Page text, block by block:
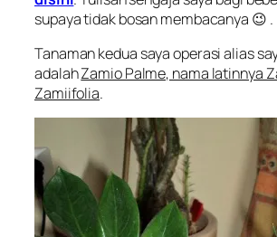
supaya tidak bosan membacanya 😉 .
Tanaman kedua saya operasi alias
adalahZamio Palme, nama latinnya
Zamiifolia.